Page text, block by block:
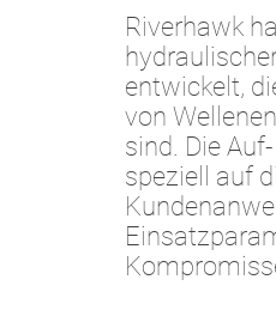
Riverhawk
entwickelt,
von
sind. Die
speziell auf